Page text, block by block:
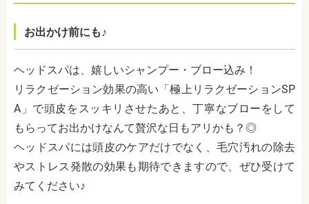
お出かけ前にも♪
ヘッドスパは、嬉しいシャンプー・ブロー込み！
リラクゼーション効果の高い「極上リラクゼーションSP
A」で頭皮をスッキリさせたあと、丁寧なブローをして
もらってお出かけなんて贅沢な日もアリかも？◎
ヘッドスパには頭皮のケアだけでなく、毛穴汚れの除去
やストレス発散の効果も期待できますので、ぜひ受けて
みてください♪